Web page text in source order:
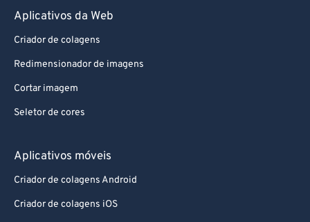
Aplicativos da Web
Criador de colagens
Redimensionador de imagens
Cortar imagem
Seletor de cores
Aplicativos móveis
Criador de colagens Android
Criador de colagens iOS